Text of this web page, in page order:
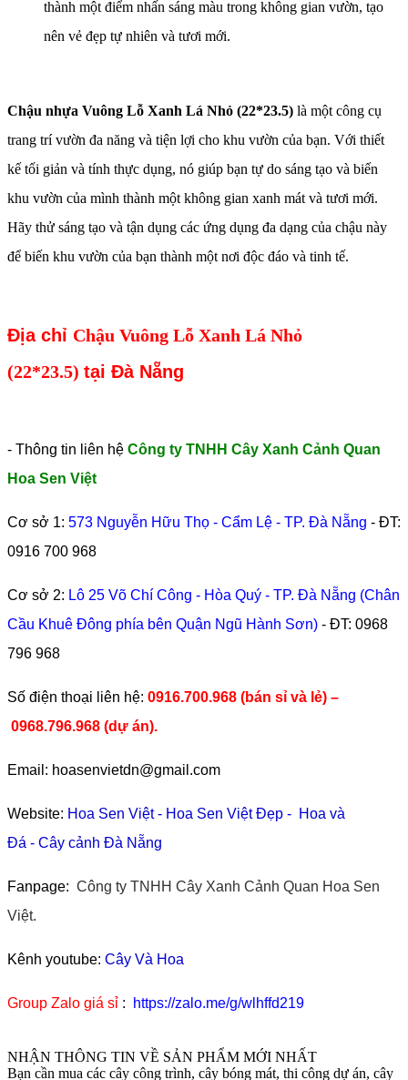
thành một điểm nhấn sáng màu trong không gian vườn, tạo
nên vẻ đẹp tự nhiên và tươi mới.
Chậu nhựa Vuông Lỗ Xanh Lá Nhỏ (22*23.5) là một công cụ
trang trí vườn đa năng và tiện lợi cho khu vườn của bạn. Với thiết
kế tối giản và tính thực dụng, nó giúp bạn tự do sáng tạo và biến
khu vườn của mình thành một không gian xanh mát và tươi mới.
Hãy thử sáng tạo và tận dụng các ứng dụng đa dạng của chậu này
để biến khu vườn của bạn thành một nơi độc đáo và tinh tế.
Địa chỉ Chậu Vuông Lỗ Xanh Lá Nhỏ
(22*23.5) tại Đà Nẵng
- Thông tin liên hệ Công ty TNHH Cây Xanh Cảnh Quan
Hoa Sen Việt
Cơ sở 1: 573 Nguyễn Hữu Thọ - Cẩm Lệ - TP. Đà Nẵng - ĐT:
0916 700 968
Cơ sở 2: Lô 25 Võ Chí Công - Hòa Quý - TP. Đà Nẵng (Chân
Cầu Khuê Đông phía bên Quận Ngũ Hành Sơn) - ĐT: 0968
796 968
​Số điện thoại liên hệ: 0916.700.968 (bán sỉ và lẻ) –
0968.796.968 (dự án).
Email: hoasenvietdn@gmail.com
Website: Hoa Sen Việt- Hoa Sen Việt Đẹp - Hoa và
Đá - Cây cảnh Đà Nẵng
Fanpage: Công ty TNHH Cây Xanh Cảnh Quan Hoa Sen
Việt.
Kênh youtube: Cây Và Hoa
Group Zalo giá sỉ : https://zalo.me/g/wlhffd219
NHẬN THÔNG TIN VỀ SẢN PHẨM MỚI NHẤT
Bạn cần mua các cây công trình, cây bóng mát, thi công dự án, cây